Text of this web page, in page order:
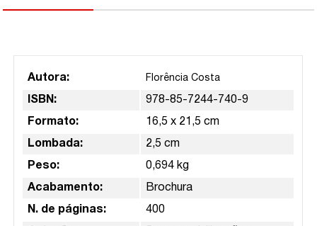
Autora: Florência Costa
ISBN: 978-85-7244-740-9
Formato: 16,5 x 21,5 cm
Lombada: 2,5 cm
Peso: 0,694 kg
Acabamento: Brochura
N. de páginas: 400